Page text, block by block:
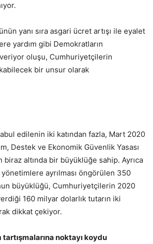
yanı sıra asgari ücret artışı ile eyalet
yardım gibi Demokratların
oluşu, Cumhuriyetçilerin
bir unsur olarak
edilenin iki katından fazla, Mart 2020
Destek ve Ekonomik Güvenlik Yasası
biraz altında bir büyüklüğe sahip. Ayrıca
ayrılması öngörülen 350
büyüklüğü, Cumhuriyetçilerin 2020
160 milyar dolarlık tutarın iki
dikkat çekiyor.
tartışmalarına noktayı koydu